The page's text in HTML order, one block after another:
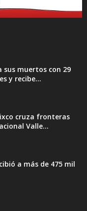
sus muertos con 29
y recibe...
cruza fronteras
Valle...
a más de 475 mil